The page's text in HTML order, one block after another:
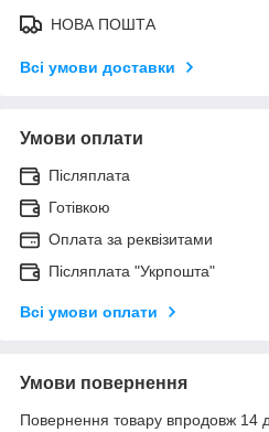
НОВА ПОШТА
Всі умови доставки
Умови оплати
Післяплата
Готівкою
Оплата за реквізитами
Післяплата "Укрпошта"
Всі умови оплати
Умови повернення
Повернення товару впродовж 14